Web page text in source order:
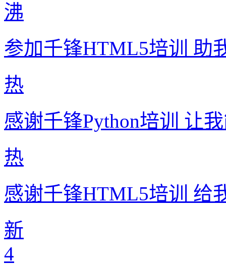
沸
参加千锋HTML5培训 助
热
感谢千锋Python培训 让
热
感谢千锋HTML5培训 给
新
4